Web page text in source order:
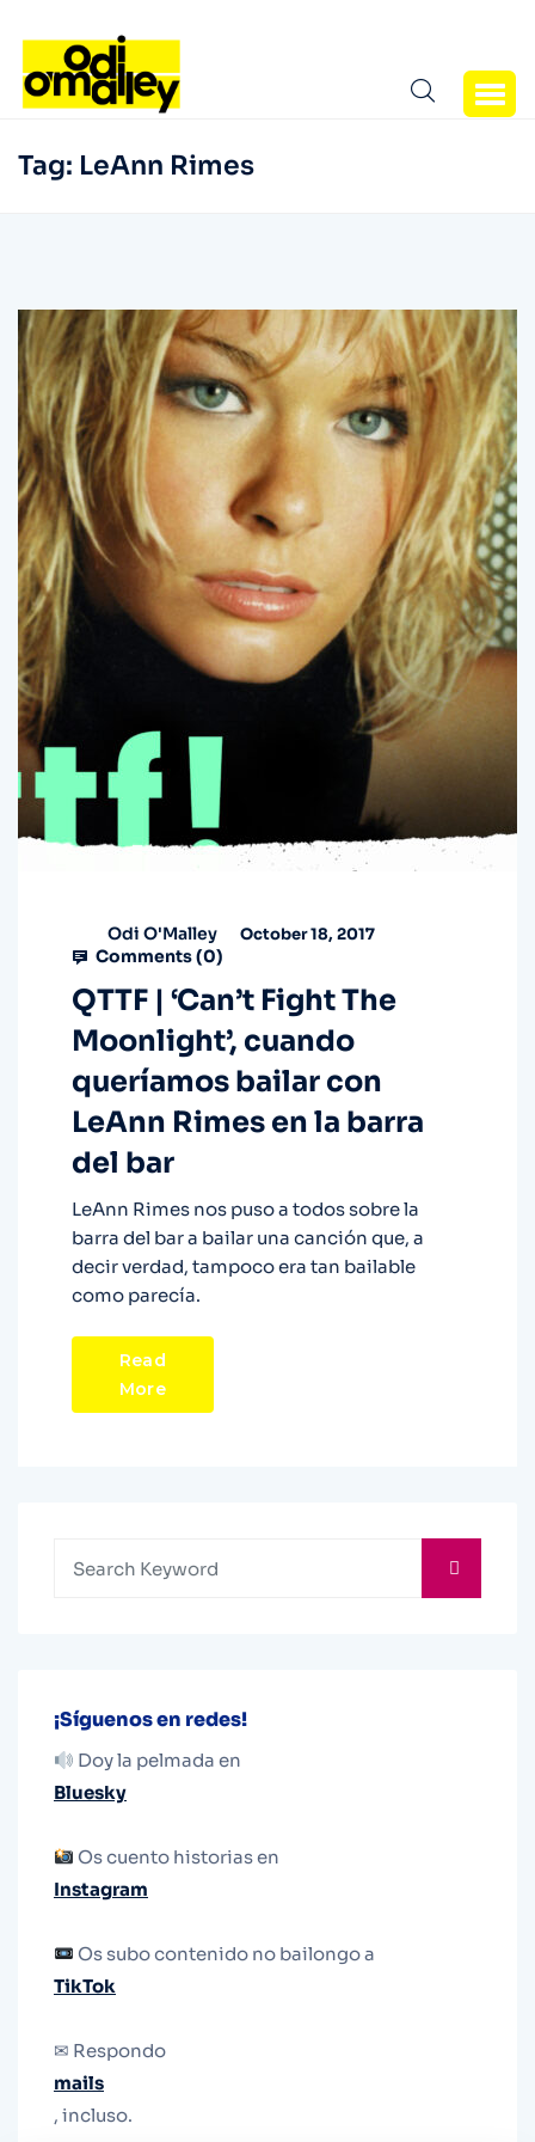
Tag: LeAnn Rimes
Odi O'Malley October 18, 2017
Comments (0)
QTTF | ‘Can’t Fight The
Moonlight’, cuando
queríamos bailar con
LeAnn Rimes en la barra
del bar
LeAnn Rimes nos puso a todos sobre la
barra del bar a bailar una canción que, a
decir verdad, tampoco era tan bailable
como parecía.
Read
More
¡Síguenos en redes!
Doy la pelmada en
Bluesky
Os cuento historias en
Instagram
Os subo contenido no bailongo a
TikTok
✉ Respondo
mails
, incluso.